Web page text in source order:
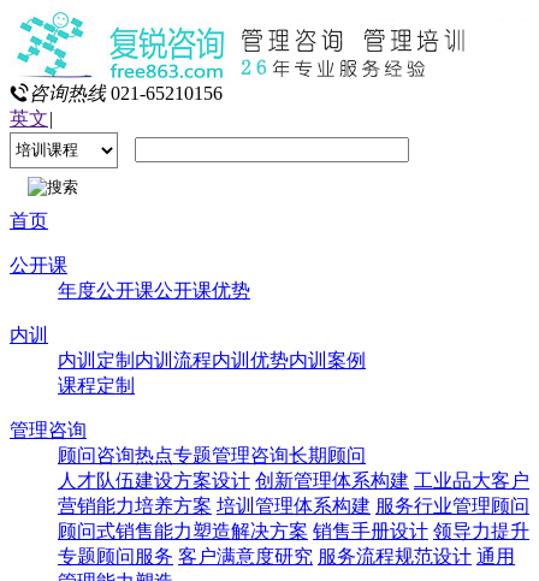
咨询热线 021-65210156
英文|
首页
公开课
年度公开课公开课优势
内训
内训定制 内训流程内训优势内训案例
课程定制
管理咨询
顾问咨询热点专题管理咨询长期顾问
人才队伍建设方案设计 创新管理体系构建 工业品大客户
营销能力培养方案 培训管理体系构建 服务行业管理顾问
顾问式销售能力塑造解决方案 销售手册设计 领导力提升
专题顾问服务 客户满意度研究 服务流程规范设计 通用